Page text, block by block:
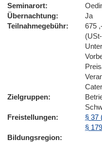
Seminarort
Übernachtung
Ja
Teilnahmegebühr
675
Zielgruppen
Freistellungen
§ 37
§
Bildungsregion